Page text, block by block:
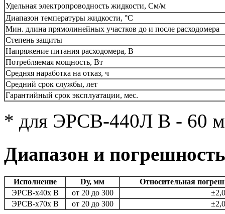
Удельная электропроводность жидкости, См/м
Диапазон температуры жидкости, °С
Мин. длина прямолинейных участков до и после расходомера
Степень защиты
Напряжение питания расходомера, В
Потребляемая мощность, Вт
Средняя наработка на отказ, ч
Средний срок службы, лет
Гарантийный срок эксплуатации, мес.
* для ЭРСВ-440Л В - 60
Диапазон и
Исполнение Dу, мм
Относительная
ЭРСВ-х40х В
от 20 до 300
±2,0
ЭРСВ-х70х В
от 20 до 300 ±2,0